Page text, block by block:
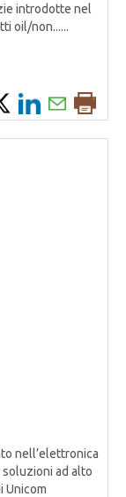
introdotte nel
oil/non......
nell’elettronica
soluzioni ad alto
Unicom